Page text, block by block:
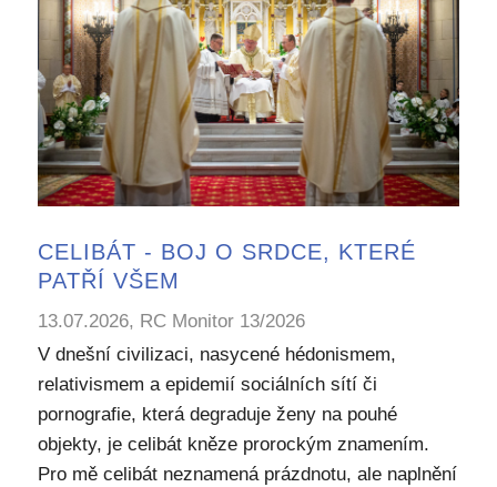
CELIBÁT - BOJ O SRDCE, KTERÉ
PATŘÍ VŠEM
13.07.2026, RC Monitor 13/2026
V dnešní civilizaci, nasycené hédonismem,
relativismem a epidemií sociálních sítí či
pornografie, která degraduje ženy na pouhé
objekty, je celibát kněze prorockým znamením.
Pro mě celibát neznamená prázdnotu, ale naplnění